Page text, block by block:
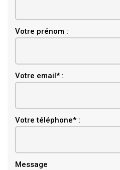
Votre prénom :
Votre email* :
Votre téléphone* :
Message